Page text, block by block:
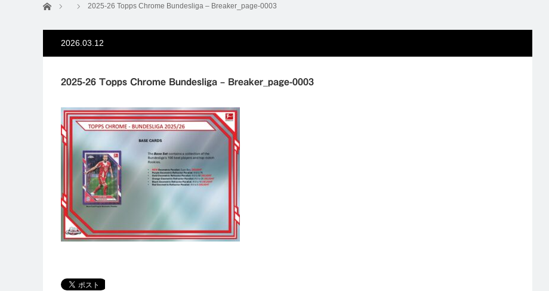
ホーム 2025-26 Topps Chrome Bundesliga – Breaker_page-0003
2026.03.12
2025-26 Topps Chrome Bundesliga – Breaker_page-0003